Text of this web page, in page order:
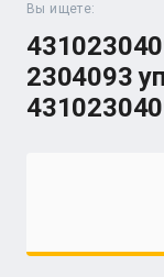
Вы ищете:
2304093